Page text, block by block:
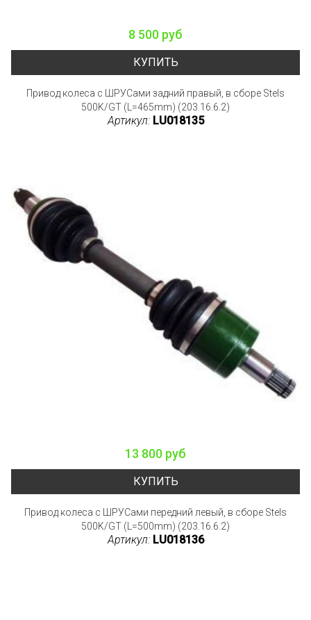
8 500 руб
КУПИТЬ
Привод колеса с ШРУСами задний правый, в сборе Stels
500K/GT (L=465mm) (203.16.6.2)
Артикул: LU018135
13 800 руб
КУПИТЬ
Привод колеса с ШРУСами передний левый, в сборе Stels
500K/GT (L=500mm) (203.16.6.2)
Артикул: LU018136